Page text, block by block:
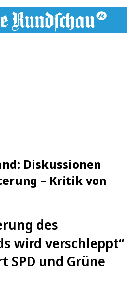
Diskussionen
– Kritik von
des
wird verschleppt“
SPD und Grüne